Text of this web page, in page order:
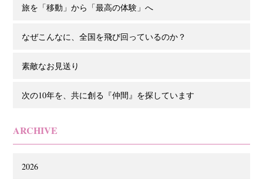
旅を「移動」から「最高の体験」へ
なぜこんなに、全国を飛び回っているのか？
素敵なお見送り
次の10年を、共に創る『仲間』を探しています
ARCHIVE
2026